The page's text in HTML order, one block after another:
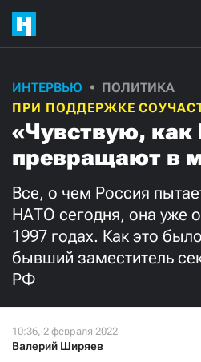
ИНТЕРВЬЮ
ПОЛИТИКА
ПРИ ПОДДЕРЖКЕ
«Чувствую,
превращают в
Все, о чем Россия
НАТО сегодня, она уже
1997 годах. Как это
бывший заместитель
РФ
Валерий Ширяев
нашу
Ежемесячно
3000
500
Нажимая кнопку «Стать
я принимаю условия